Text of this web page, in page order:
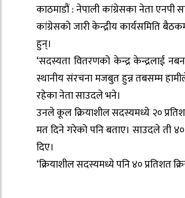
काठमाडौं : नेपाली कांग्रेसका नेता एनपी
कांग्रेसको जारी केन्द्रीय कार्यसमिति
हुन्।
‘सदस्यता वितरणको केन्द्र केन्द्रलाई
स्थानीय संरचना मजबुत हुन्न तबसम्म
रहेका नेता साउदले भने।
उनले कूल क्रियाशील सदस्यमध्ये २०
मत दिने गरेको पनि बताए। साउदले ती ४०
दिए।
‘क्रियाशील सदस्यमध्ये पनि ४० प्रतिशत